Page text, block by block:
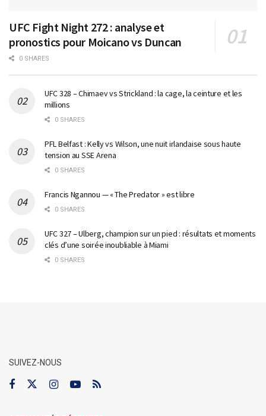
UFC Fight Night 272 : analyse et
pronostics pour Moicano vs Duncan
0 SHARES
UFC 328 – Chimaev vs Strickland : la cage, la ceinture et les
millions
0 SHARES
PFL Belfast : Kelly vs Wilson, une nuit irlandaise sous haute
tension au SSE Arena
0 SHARES
Francis Ngannou — « The Predator » est libre
0 SHARES
UFC 327 – Ulberg, champion sur un pied : résultats et moments
clés d’une soirée inoubliable à Miami
0 SHARES
SUIVEZ-NOUS